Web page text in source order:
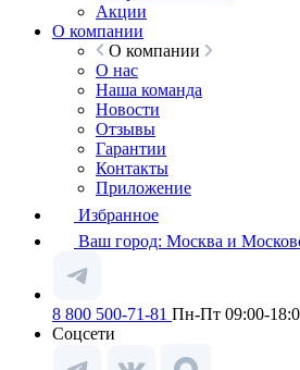
Акции
О компании
О компании
О нас
Наша команда
Новости
Отзывы
Гарантии
Контакты
Приложение
Избранное
Ваш город: Москва и
8 800 500-71-81 Пн-Пт 09:00-
Соцсети